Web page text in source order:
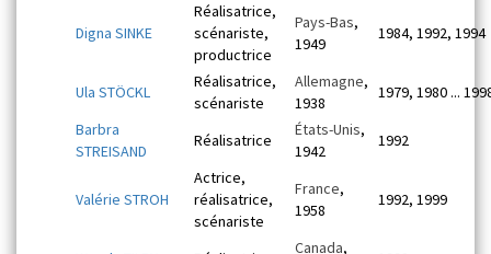
Digna SINKE
Réalisatrice,
scénariste,
productrice
Pays-Bas,
1949
1984, 1992, 1994
Ula STÖCKL
Réalisatrice,
scénariste
Allemagne,
1938
1979, 1980 ...
Barbra
STREISAND
Réalisatrice
États-Unis,
1942
1992
Valérie STROH
Actrice,
réalisatrice,
scénariste
France,
1958
1992, 1999
Canada,